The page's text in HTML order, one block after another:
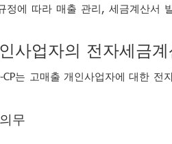
정에 따라 매출 관리, 세금계산서
사업자의 전자세금
는 고매출 개인사업자에 대한 전
무